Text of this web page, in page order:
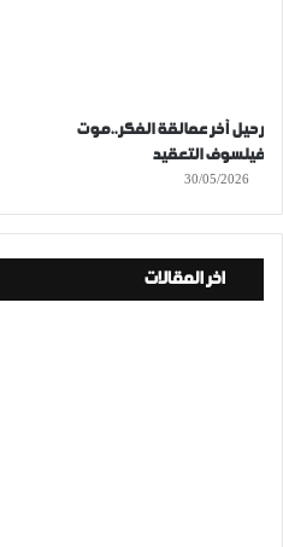
رحيل آخر عمالقة الفكر..موت
فيلسوف التعقيد
30/05/2026
اخر المقالات